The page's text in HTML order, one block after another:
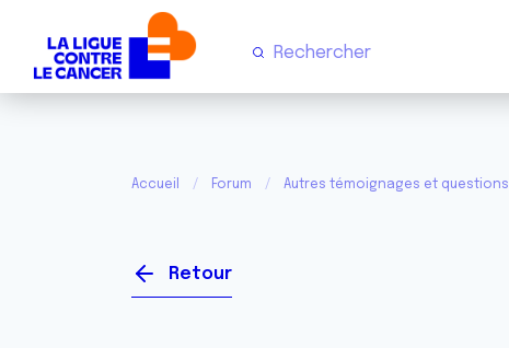
Accueil Forum Autres témoignages et questions
Retour